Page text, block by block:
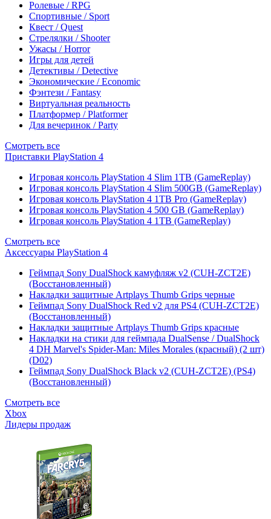
Ролевые / RPG
Спортивные / Sport
Квест / Quest
Стрелялки / Shooter
Ужасы / Horror
Игры для детей
Детективы / Detective
Экономические / Economic
Фэнтези / Fantasy
Виртуальная реальность
Платформер / Platformer
Для вечеринок / Party
Смотреть все
Приставки PlayStation 4
Игровая консоль PlayStation 4 Slim 1TB (GameReplay)
Игровая консоль PlayStation 4 Slim 500GB (GameReplay)
Игровая консоль PlayStation 4 1TB Pro (GameReplay)
Игровая консоль PlayStation 4 500 GB (GameReplay)
Игровая консоль PlayStation 4 1TB (GameReplay)
Смотреть все
Аксессуары PlayStation 4
Геймпад Sony DualShock камуфляж v2 (CUH-ZCT2E)
(Восстановленный)
Накладки защитные Artplays Thumb Grips черные
Геймпад Sony DualShock Red v2 для PS4 (CUH-ZCT2E)
(Восстановленный)
Накладки защитные Artplays Thumb Grips красные
Накладки на стики для геймпада DualSense / DualShock
4 DH Marvel's Spider-Man: Miles Morales (красный) (2 шт)
(D02)
Геймпад Sony DualShock Black v2 (CUH-ZCT2E) (PS4)
(Восстановленный)
Смотреть все
Xbox
Лидеры продаж